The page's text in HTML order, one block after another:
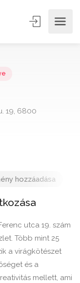
u. 19, 6800
hozzáadása
utca 19. szám
Több mint 25
a virágkötészet
és a
mellett, ami